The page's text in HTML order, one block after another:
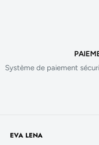
Système de paiement
EVA LENA